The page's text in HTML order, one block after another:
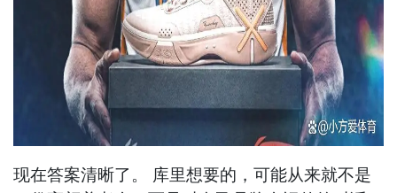
现在答案清晰了。 库里想要的，可能从来就不是